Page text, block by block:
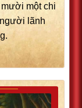
một chi
lãnh